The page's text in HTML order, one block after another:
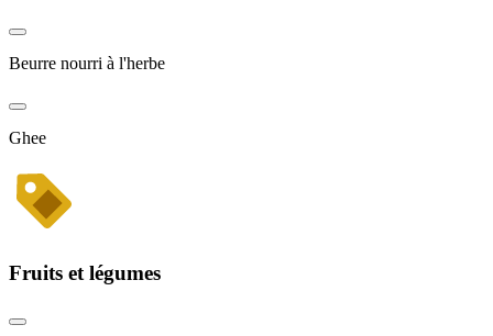
Beurre nourri à l'herbe
Ghee
Fruits et légumes